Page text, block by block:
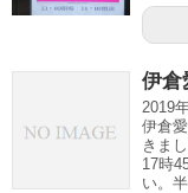
伊倉
2019
伊倉
きま
17時
い。